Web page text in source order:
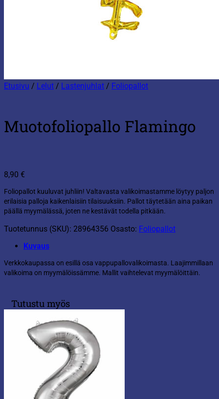
Etusivu / Lelut / Lastenjuhlat / Foliopallot
Muotofoliopallo Flamingo
8,90 €
Foliopallot kuuluvat juhliin! Valtavasta valikoimastamme löytyy paljon
erilaisia palloja kaikenlaisiin tilaisuuksiin. Pallot täytetään aina paikan
päällä myymälässä, joten ne kestävät todella pitkään.
Tuotetunnus (SKU): 28964356 Osasto: Foliopallot
Kuvaus
Verkkokaupassa on esillä osa vappupallovalikoimasta. Laajimmillaan
valikoima on myymälöissämme. Mallit vaihtelevat myymälöittäin.
Tutustu myös